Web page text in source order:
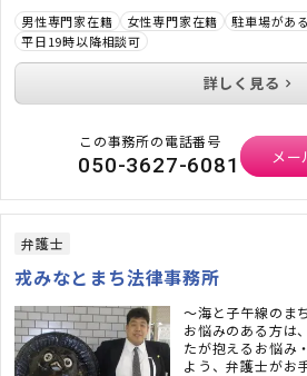
男性専門家在籍 女性専門家在籍 駐車場がある
平日19時以降相談可
詳しく見る
この事務所の電話番号
050-3627-6081 メー
弁護士
戎みなとまち法律事務所
～海と子午線のま
お悩みのある方は
たが抱えるお悩み
よう、弁護士がお